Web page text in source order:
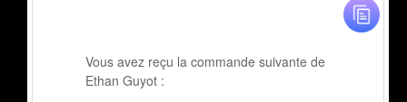
Vous avez reçu la commande suivante de
Ethan Guyot :